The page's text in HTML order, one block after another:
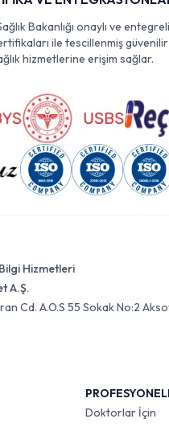
Bakanlığı onaylı ve
ile tescillenmiş güvenilir
hizmetlerine erişim sağlar.
Hizmetleri
A.Ş.
Cd. A.O.S 55 Sokak No:2
Doktorlar İçin